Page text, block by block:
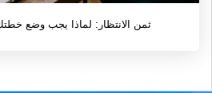
ثمن الانتظار: لماذا يجب وضع خطتك